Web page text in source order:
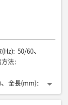
(Hz): 50/60
方法:
全長(mm):